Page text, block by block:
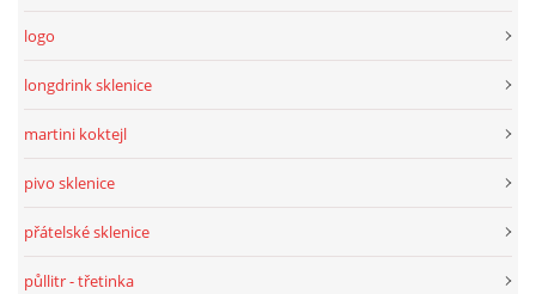
logo
longdrink sklenice
martini koktejl
pivo sklenice
přátelské sklenice
půllitr - třetinka